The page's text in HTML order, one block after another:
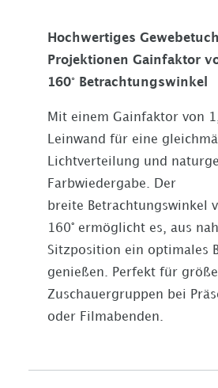
Hochwertiges
Projektionen Gainfaktor
160° Betrachtungswinkel
Mit einem Gainfaktor von
Leinwand für eine
Lichtverteilung und
Farbwiedergabe. Der
breite Betrachtungswinkel
160° ermöglicht es, aus
Sitzposition ein optimales
genießen. Perfekt für
Zuschauergruppen bei
oder Filmabenden.